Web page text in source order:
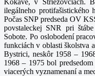
ilegálneho protifašistického
Počas SNP predseda OV
povstaleckej SNR pri
Sobote. Po oslobodení
funkciách v oblasti školstva
Bystrici, neskôr 1958 –
1968 – 1975 bol
viacerých vyznamenaní a